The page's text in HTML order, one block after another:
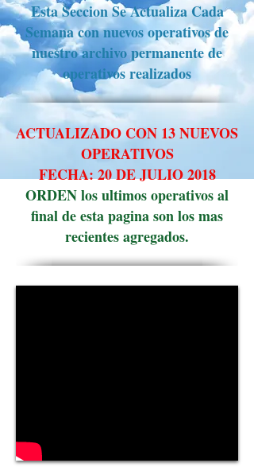
Esta Seccion Se Actualiza Cada
Semana con nuevos operativos de
nuestro archivo permanente de
operativos realizados
ACTUALIZADO CON 13 NUEVOS
OPERATIVOS
FECHA: 20 DE JULIO 2018
ORDEN los ultimos operativos al
final de esta pagina son los mas
recientes agregados.